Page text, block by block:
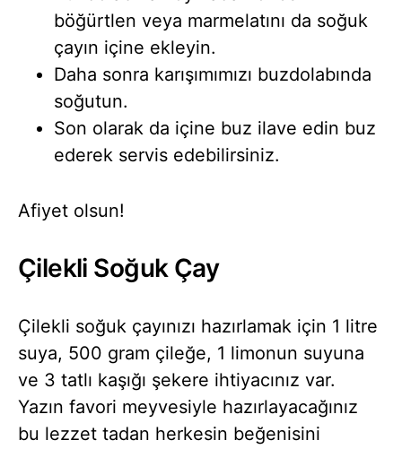
böğürtlen veya marmelatını da soğuk
çayın içine ekleyin.
Daha sonra karışımımızı buzdolabında
soğutun.
Son olarak da içine buz ilave edin buz
ederek servis edebilirsiniz.
Afiyet olsun!
Çilekli Soğuk Çay
Çilekli soğuk çayınızı hazırlamak için 1 litre
suya, 500 gram çileğe, 1 limonun suyuna
ve 3 tatlı kaşığı şekere ihtiyacınız var.
Yazın favori meyvesiyle hazırlayacağınız
bu lezzet tadan herkesin beğenisini